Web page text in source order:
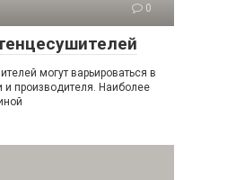
0
могут варьироваться в
производителя. Наиболее